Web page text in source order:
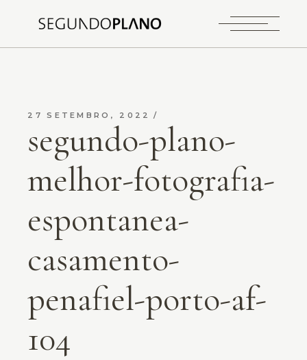
27 SETEMBRO, 2022
segundo-plano-
melhor-fotografia-
espontanea-
casamento-
penafiel-porto-af-
104